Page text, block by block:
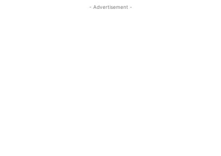
- Advertisement -